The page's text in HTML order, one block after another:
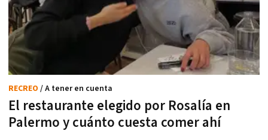
El restaurante elegido por Rosalía en
Palermo y cuánto cuesta comer ahí
RECREO / A tener en cuenta